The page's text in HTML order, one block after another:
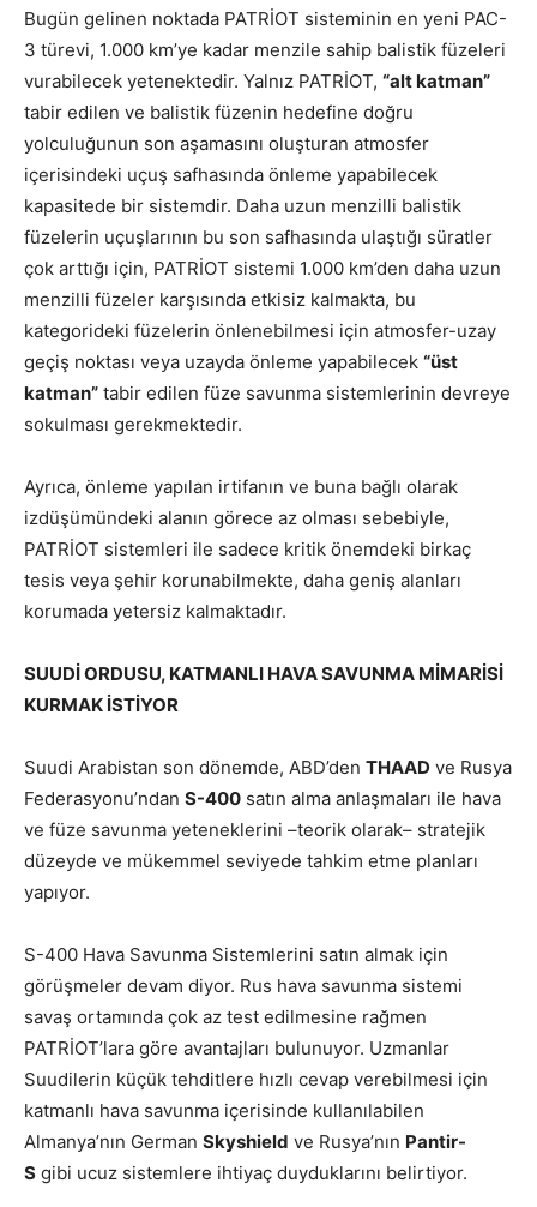
Bugün gelinen noktada PATRİOT sisteminin en yeni PAC-
3 türevi, 1.000 km’ye kadar menzile sahip balistik füzeleri
vurabilecek yetenektedir. Yalnız PATRİOT, “alt katman”
tabir edilen ve balistik füzenin hedefine doğru
yolculuğunun son aşamasını oluşturan atmosfer
içerisindeki uçuş safhasında önleme yapabilecek
kapasitede bir sistemdir. Daha uzun menzilli balistik
füzelerin uçuşlarının bu son safhasında ulaştığı süratler
çok arttığı için, PATRİOT sistemi 1.000 km’den daha uzun
menzilli füzeler karşısında etkisiz kalmakta, bu
kategorideki füzelerin önlenebilmesi için atmosfer-uzay
geçiş noktası veya uzayda önleme yapabilecek “üst
katman” tabir edilen füze savunma sistemlerinin devreye
sokulması gerekmektedir.
Ayrıca, önleme yapılan irtifanın ve buna bağlı olarak
izdüşümündeki alanın görece az olması sebebiyle,
PATRİOT sistemleri ile sadece kritik önemdeki birkaç
tesis veya şehir korunabilmekte, daha geniş alanları
korumada yetersiz kalmaktadır.
SUUDİ ORDUSU, KATMANLI HAVA SAVUNMA MİMARİSİ
KURMAK İSTİYOR
Suudi Arabistan son dönemde, ABD’den THAAD ve Rusya
Federasyonu’ndan S-400 satın alma anlaşmaları ile hava
ve füze savunma yeteneklerini –teorik olarak– stratejik
düzeyde ve mükemmel seviyede tahkim etme planları
yapıyor.
S-400 Hava Savunma Sistemlerini satın almak için
görüşmeler devam diyor. Rus hava savunma sistemi
savaş ortamında çok az test edilmesine rağmen
PATRİOT’lara göre avantajları bulunuyor. Uzmanlar
Suudilerin küçük tehditlere hızlı cevap verebilmesi için
katmanlı hava savunma içerisinde kullanılabilen
Almanya’nın German Skyshield ve Rusya’nın Pantir-
S gibi ucuz sistemlere ihtiyaç duyduklarını belirtiyor.